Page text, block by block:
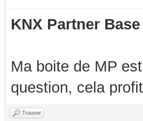
KNX Partner
Ma boite de MP
question, cela
Trouver